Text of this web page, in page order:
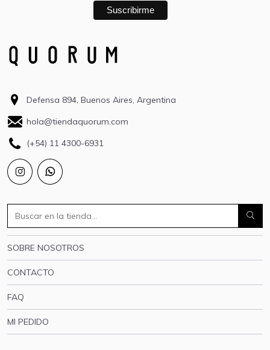
Defensa 894, Buenos Aires, Argentina
hola@tiendaquorum.com
(+54) 11 4300-6931
SOBRE NOSOTROS
CONTACTO
FAQ
MI PEDIDO